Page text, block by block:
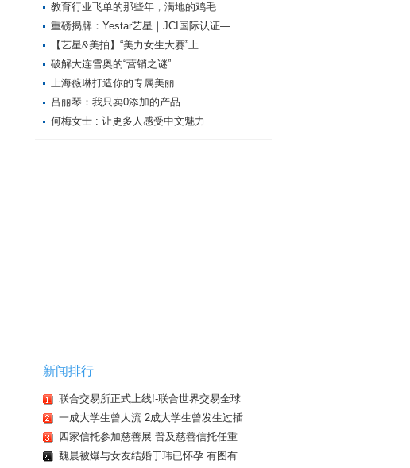
教育行业飞单的那些年，满地的鸡毛
重磅揭牌：Yestar艺星｜JCI国际认证—
【艺星&美拍】“美力女生大赛”上
破解大连雪奥的“营销之谜”
上海薇琳打造你的专属美丽
吕丽琴：我只卖0添加的产品
何梅女士 : 让更多人感受中文魅力
新闻排行
联合交易所正式上线!-联合世界交易全球
一成大学生曾人流 2成大学生曾发生过插
四家信托参加慈善展 普及慈善信托任重
魏晨被爆与女友结婚于玮已怀孕 有图有